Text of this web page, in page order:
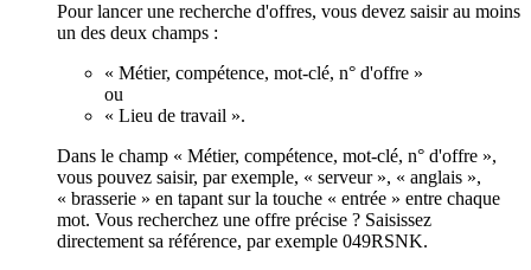
Pour lancer une recherche d'offres, vous devez saisir au moins
un des deux champs :
« Métier, compétence, mot-clé, n° d'offre »
ou
« Lieu de travail ».
Dans le champ « Métier, compétence, mot-clé, n° d'offre »,
vous pouvez saisir, par exemple, « serveur », « anglais »,
« brasserie » en tapant sur la touche « entrée » entre chaque
mot. Vous recherchez une offre précise ? Saisissez
directement sa référence, par exemple 049RSNK.